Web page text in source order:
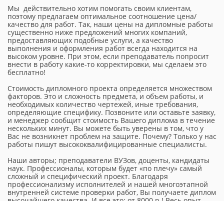
Мы действительно хотим помогать своим клиентам,
поэтому предлагаем оптимальное соотношение цена/
качество для работ. Так, наши цены на дипломные работы
существенно ниже предложений многих компаний,
предоставляющих подобные услуги, а качество
выполнения и оформления работ всегда находится на
высоком уровне. При этом, если преподаватель попросит
внести в работу какие-то корректировки, мы сделаем это
бесплатно!
Стоимость дипломного проекта определяется множеством
факторов. Это и сложность предмета, и объем работы, и
необходимых количество чертежей, иные требования,
определяющие специфику. Позвоните или оставьте заявку,
и менеджер сообщит стоимость Вашего диплома в течение
нескольких минут. Вы можете быть уверены в том, что у
Вас не возникнет проблем на защите. Почему? Только у нас
работы пишут высококвалифицированные специалисты.
Наши авторы; преподаватели ВУЗов, доценты, кандидаты
наук. Профессионалы, которым будет «по плечу» самый
сложный и специфический проект. Благодаря
профессионализму исполнителей и нашей многоэтапной
внутренней системе проверки работ, Вы получаете диплом